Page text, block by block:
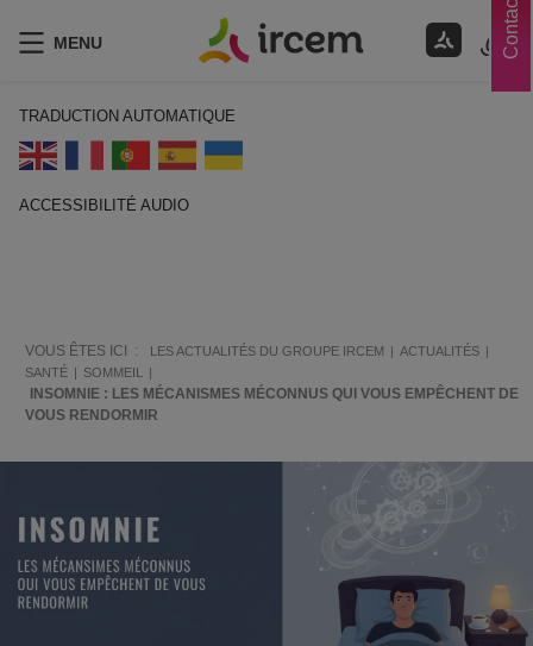
Contacts
MENU
TRADUCTION AUTOMATIQUE
ACCESSIBILITÉ AUDIO
VOUS ÊTES ICI : LES ACTUALITÉS DU GROUPE IRCEM
ACTUALITÉS
SANTÉ
SOMMEIL
INSOMNIE : LES MÉCANISMES MÉCONNUS QUI VOUS EMPÊCHENT DE
VOUS RENDORMIR